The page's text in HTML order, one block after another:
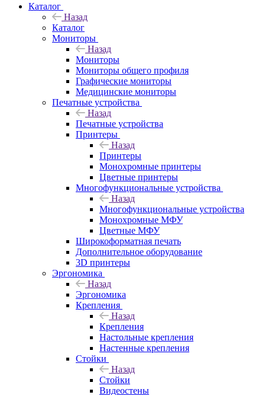
Каталог
Назад
Каталог
Мониторы
Назад
Мониторы
Мониторы общего профиля
Графические мониторы
Медицинские мониторы
Печатные устройства
Назад
Печатные устройства
Принтеры
Назад
Принтеры
Моноxромныe принтеры
Цвeтныe принтеры
Многофункциональные устройства
Назад
Многофункциональные устройства
Монохромные МФУ
Цветные МФУ
Широкоформатная печать
Дополнительное оборудование
3D принтеры
Эргономика
Назад
Эргономика
Крепления
Назад
Крепления
Настольные крепления
Настенные крепления
Стойки
Назад
Стойки
Видеостены